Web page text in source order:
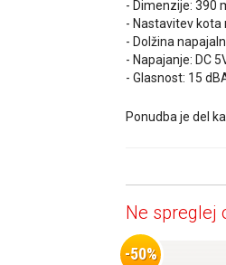
- Dimenzije: 390
- Nastavitev kota
- Dolžina
- Napajanje: DC
- Glasnost: 15
Ponudba je del
Ne spreglej
-50%